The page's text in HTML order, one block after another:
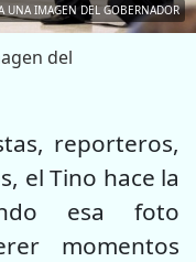
UNA IMAGEN DEL GOBERNADOR
del
reporteros,
el Tino hace la
esa foto
momentos